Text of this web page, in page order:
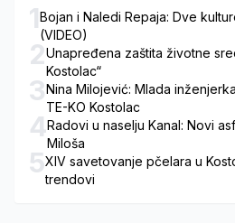
1Bojan i Naledi Repaja: Dve
(VIDEO)
2Unapređena zaštita životne
Kostolac“
3Nina Milojević: Mlada
TE-KO Kostolac
4Radovi u naselju Kanal: Novi
Miloša
5XIV savetovanje pčelara u
trendovi